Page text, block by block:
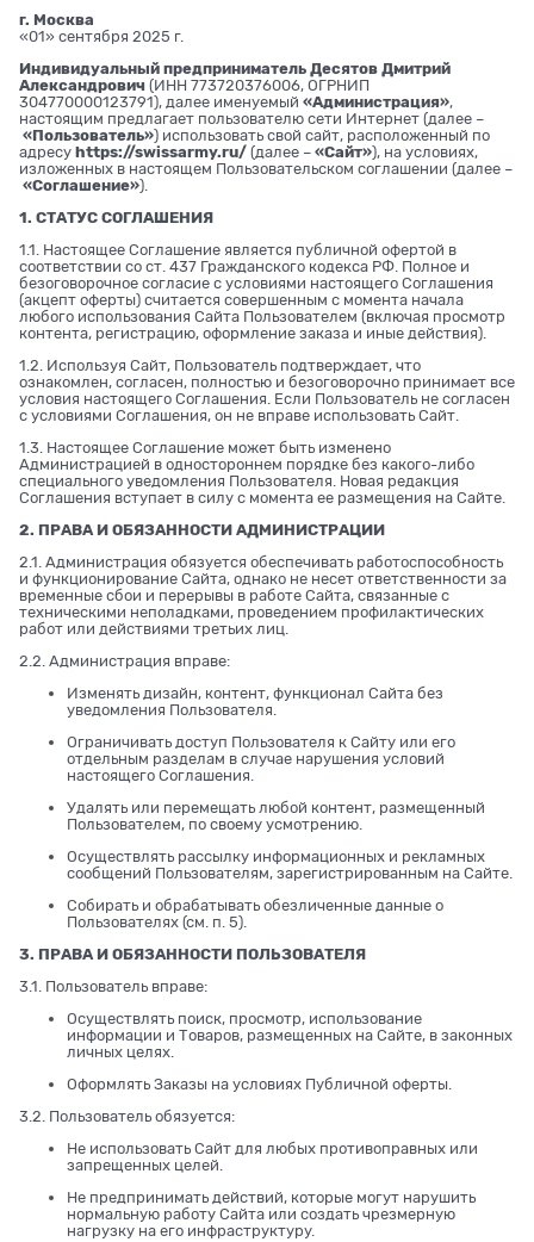
г. Москва
«01» сентября 2025 г.
Индивидуальный предприниматель Десятов Дмитрий
Александрович (ИНН 773720376006, ОГРНИП
304770000123791), далее именуемый «Администрация»,
настоящим предлагает пользователю сети Интернет (далее –
«Пользователь») использовать свой сайт, расположенный по
адресу https://swissarmy.ru/ (далее – «Сайт»), на условиях,
изложенных в настоящем Пользовательском соглашении (далее –
«Соглашение»).
1. СТАТУС СОГЛАШЕНИЯ
1.1. Настоящее Соглашение является публичной офертой в
соответствии со ст. 437 Гражданского кодекса РФ. Полное и
безоговорочное согласие с условиями настоящего Соглашения
(акцепт оферты) считается совершенным с момента начала
любого использования Сайта Пользователем (включая просмотр
контента, регистрацию, оформление заказа и иные действия).
1.2. Используя Сайт, Пользователь подтверждает, что
ознакомлен, согласен, полностью и безоговорочно принимает все
условия настоящего Соглашения. Если Пользователь не согласен
с условиями Соглашения, он не вправе использовать Сайт.
1.3. Настоящее Соглашение может быть изменено
Администрацией в одностороннем порядке без какого-либо
специального уведомления Пользователя. Новая редакция
Соглашения вступает в силу с момента ее размещения на Сайте.
2. ПРАВА И ОБЯЗАННОСТИ АДМИНИСТРАЦИИ
2.1. Администрация обязуется обеспечивать работоспособность
и функционирование Сайта, однако не несет ответственности за
временные сбои и перерывы в работе Сайта, связанные с
техническими неполадками, проведением профилактических
работ или действиями третьих лиц.
2.2. Администрация вправе:
Изменять дизайн, контент, функционал Сайта без
уведомления Пользователя.
Ограничивать доступ Пользователя к Сайту или его
отдельным разделам в случае нарушения условий
настоящего Соглашения.
Удалять или перемещать любой контент, размещенный
Пользователем, по своему усмотрению.
Осуществлять рассылку информационных и рекламных
сообщений Пользователям, зарегистрированным на Сайте.
Собирать и обрабатывать обезличенные данные о
Пользователях (см. п. 5).
3. ПРАВА И ОБЯЗАННОСТИ ПОЛЬЗОВАТЕЛЯ
3.1. Пользователь вправе:
Осуществлять поиск, просмотр, использование
информации и Товаров, размещенных на Сайте, в законных
личных целях.
Оформлять Заказы на условиях Публичной оферты.
3.2. Пользователь обязуется:
Не использовать Сайт для любых противоправных или
запрещенных целей.
Не предпринимать действий, которые могут нарушить
нормальную работу Сайта или создать чрезмерную
нагрузку на его инфраструктуру.